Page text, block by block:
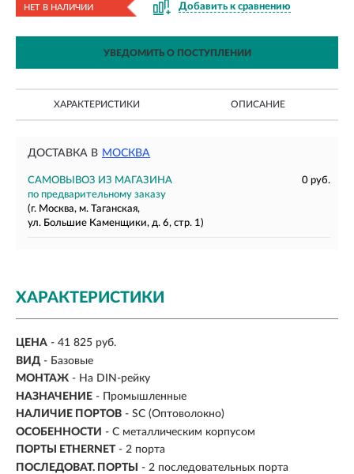
НЕТ В НАЛИЧИИ Добавить к сравнению
УВЕДОМИТЬ О ПОСТУПЛЕНИИ
ХАРАКТЕРИСТИКИ ОПИСАНИЕ
ДОСТАВКА В МОСКВА
САМОВЫВОЗ ИЗ МАГАЗИНА
0 руб.
по предварительному заказу
(г. Москва, м. Таганская,
ул. Большие Каменщики, д. 6, стр. 1)
ХАРАКТЕРИСТИКИ
ЦЕНА - 41 825 руб.
ВИД - Базовые
МОНТАЖ - На DIN-рейку
НАЗНАЧЕНИЕ - Промышленные
НАЛИЧИЕ ПОРТОВ - SC (Оптоволокно)
ОСОБЕННОСТИ - С металлическим корпусом
ПОРТЫ ETHERNET - 2 порта
ПОСЛЕДОВАТ. ПОРТЫ
- 2 последовательных порта